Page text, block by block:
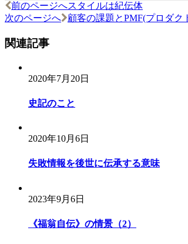
投
稿
ナ
前のページへスタイルは紀伝体
次のページへ
顧客の課題とPMF(プロダク
関連記事
2020年7月20日
史記のこと
2020年10月6日
失敗情報を後世に伝承する意味
2023年9月6日
《福翁自伝》の情景（2）